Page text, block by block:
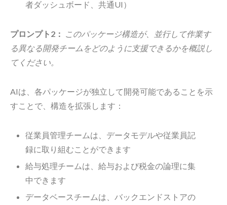
者ダッシュボード、共通UI）
プロンプト2：
このパッケージ構造が、並行して作業す
る異なる開発チームをどのように支援できるかを概説し
てください。
AIは、各パッケージが独立して開発可能であることを示
すことで、構造を拡張します：
従業員管理チームは、データモデルや従業員記
録に取り組むことができます
給与処理チームは、給与および税金の論理に集
中できます
データベースチームは、バックエンドストアの